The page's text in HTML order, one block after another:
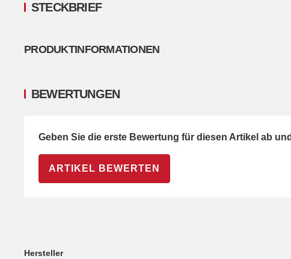
STECKBRIEF
PRODUKTINFORMATIONEN
BEWERTUNGEN
Geben Sie die erste Bewertung für diesen Artikel ab
ARTIKEL BEWERTEN
Hersteller